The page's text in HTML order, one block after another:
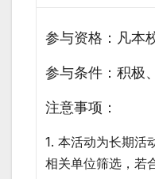
参与资格：凡本
参与条件：积极
注意事项：
1. 本活动为长期活
相关单位筛选，若